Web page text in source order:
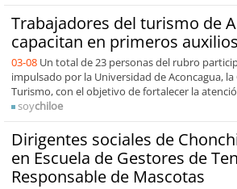
Trabajadores del turismo de
capacitan en primeros auxilios
03-08 Un total de 23 personas del rubro
impulsado por la Universidad de Aconcagua,
Turismo, con el objetivo de fortalecer la
soychiloe
Dirigentes sociales de
en Escuela de Gestores de
Responsable de Mascotas